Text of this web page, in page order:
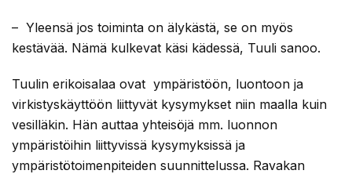
– Yleensä jos toiminta on älykästä, se on myös
kestävää. Nämä kulkevat käsi kädessä, Tuuli sanoo.
Tuulin erikoisalaa ovat ympäristöön, luontoon ja
virkistyskäyttöön liittyvät kysymykset niin maalla kuin
vesilläkin. Hän auttaa yhteisöjä mm. luonnon
ympäristöihin liittyvissä kysymyksissä ja
ympäristötoimenpiteiden suunnittelussa. Ravakan